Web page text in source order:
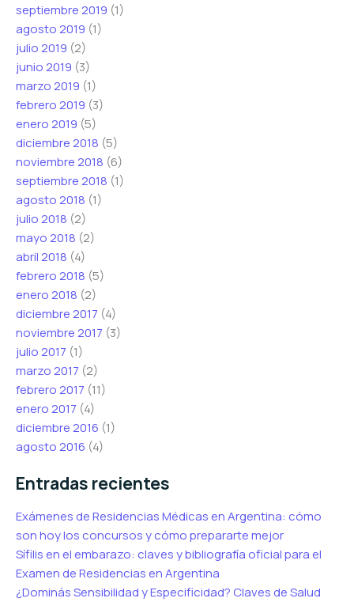
septiembre 2019 (1)
agosto 2019 (1)
julio 2019 (2)
junio 2019 (3)
marzo 2019 (1)
febrero 2019 (3)
enero 2019 (5)
diciembre 2018 (5)
noviembre 2018 (6)
septiembre 2018 (1)
agosto 2018 (1)
julio 2018 (2)
mayo 2018 (2)
abril 2018 (4)
febrero 2018 (5)
enero 2018 (2)
diciembre 2017 (4)
noviembre 2017 (3)
julio 2017 (1)
marzo 2017 (2)
febrero 2017 (11)
enero 2017 (4)
diciembre 2016 (1)
agosto 2016 (4)
Entradas recientes
Exámenes de Residencias Médicas en Argentina: cómo
son hoy los concursos y cómo prepararte mejor
Sífilis en el embarazo: claves y bibliografía oficial para el
Examen de Residencias en Argentina
¿Dominás Sensibilidad y Especificidad? Claves de Salud